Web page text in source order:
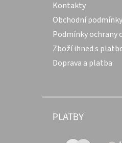
Kontakty
Obchodní podmínky
Podmínky ochrany
Zboží ihned s
Doprava a platba
PLATBY